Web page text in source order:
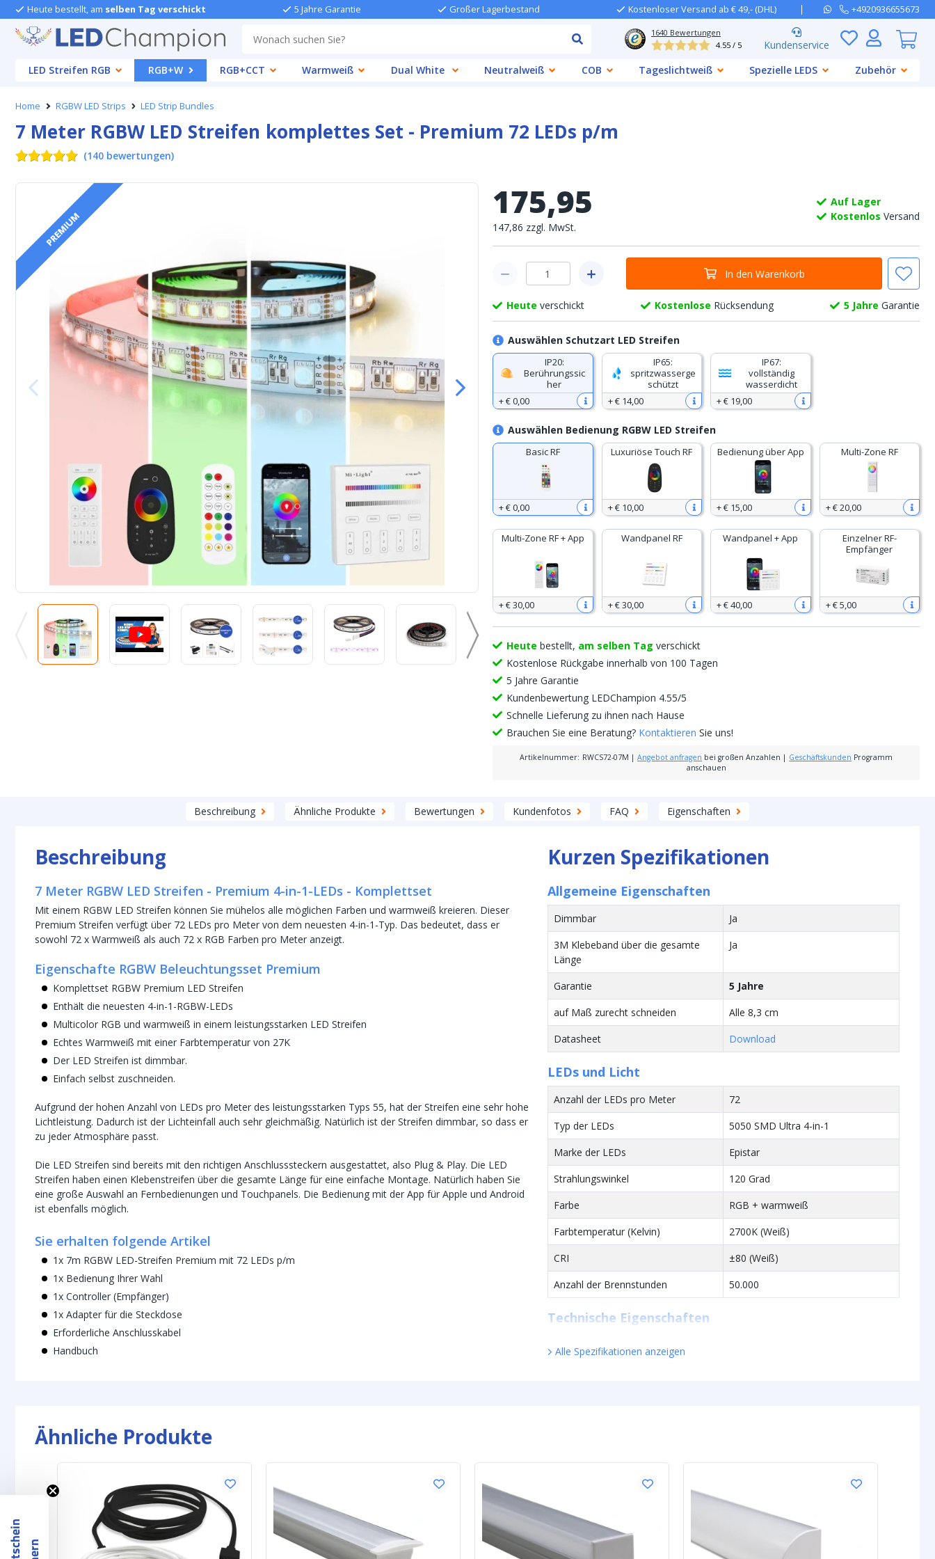
Heute bestellt, am selben Tag verschickt 5 Jahre Garantie Großer Lagerbestand Kostenloser Versand ab € 49,- (DHL) +4920936655673
1640 Bewertungen
4.55 / 5
Kundenservice
LED Streifen RGB
RGB+W RGB+CCT Warmweiß Dual White Neutralweiß COB Tageslichtweiß Spezielle LEDS Zubehör
Home RGBW LED Strips LED Strip Bundles
7 Meter RGBW LED Streifen komplettes Set - Premium 72 LEDs p/m
(140 bewertungen)
PREMIUM
175,95
147,86 zzgl. MwSt.
Auf Lager
Kostenlos Versand
In den Warenkorb
Heute verschickt Kostenlose Rücksendung 5 Jahre Garantie
Auswählen Schutzart LED Streifen
IP20:
Berührungssic
her
+€ 0,00
IP65:
spritzwasserge
schützt
+€ 14,00
IP67:
vollständig
wasserdicht
+€ 19,00
Auswählen Bedienung RGBW LED Streifen
Basic RF
+€ 0,00
Luxuriöse Touch RF
+€ 10,00
Bedienung über App
+€ 15,00
Multi-Zone RF
+€ 20,00
Multi-Zone RF + App
+€ 30,00
Wandpanel RF
+€ 30,00
Wandpanel + App
+€ 40,00
Einzelner RF-
Empfänger
+€ 5,00
Heute bestellt, am selben Tagverschickt
Kostenlose Rückgabe innerhalb von 100 Tagen
5 Jahre Garantie
Kundenbewertung LEDChampion 4.55/5
Schnelle Lieferung zu ihnen nach Hause
Brauchen Sie eine Beratung? Kontaktieren Sie uns!
Artikelnummer: RWCS72-07M |Angebot anfragen bei großen Anzahlen | Geschäftskunden Programm
anschauen
Beschreibung Ähnliche Produkte Bewertungen Kundenfotos FAQ Eigenschaften
Beschreibung
7 Meter RGBW LED Streifen - Premium 4-in-1-LEDs - Komplettset
Mit einem RGBW LED Streifen können Sie mühelos alle möglichen Farben und warmweiß kreieren. Dieser
Premium Streifen verfügt über 72 LEDs pro Meter von dem neuesten 4-in-1-Typ. Das bedeutet, dass er
sowohl 72 x Warmweiß als auch 72 x RGB Farben pro Meter anzeigt.
Eigenschafte RGBW Beleuchtungsset Premium
Komplettset RGBW Premium LED Streifen
Enthält die neuesten 4-in-1-RGBW-LEDs
Multicolor RGB und warmweiß in einem leistungsstarken LED Streifen
Echtes Warmweiß mit einer Farbtemperatur von 27K
Der LED Streifen ist dimmbar.
Einfach selbst zuschneiden.
Aufgrund der hohen Anzahl von LEDs pro Meter des leistungsstarken Typs 55, hat der Streifen eine sehr hohe
Lichtleistung. Dadurch ist der Lichteinfall auch sehr gleichmäßig. Natürlich ist der Streifen dimmbar, so dass er
zu jeder Atmosphäre passt.
Die LED Streifen sind bereits mit den richtigen Anschlusssteckern ausgestattet, also Plug & Play. Die LED
Streifen haben einen Klebenstreifen über die gesamte Länge für eine einfache Montage. Natürlich haben Sie
eine große Auswahl an Fernbedienungen und Touchpanels. Die Bedienung mit der App für Apple und Android
ist ebenfalls möglich.
Sie erhalten folgende Artikel
1x 7m RGBW LED-Streifen Premium mit 72 LEDs p/m
1x Bedienung Ihrer Wahl
1x Controller (Empfänger)
1x Adapter für die Steckdose
Erforderliche Anschlusskabel
Handbuch
Kurzen Spezifikationen
Allgemeine Eigenschaften
Dimmbar
Ja
3M Klebeband über die gesamte
Länge
Ja
Garantie
5 Jahre
auf Maß zurecht schneiden
Alle 8,3 cm
Datasheet
Download
LEDs und Licht
Anzahl der LEDs pro Meter
72
Typ der LEDs
5050 SMD Ultra 4-in-1
Marke der LEDs
Epistar
Strahlungswinkel
120 Grad
Farbe
RGB + warmweiß
Farbtemperatur (Kelvin)
2700K (Weiß)
CRI
±80 (Weiß)
Anzahl der Brennstunden
50.000
Technische Eigenschaften
Helligkeit (Lumen) p/m
Spannung (DC)
24V
LED Streifen Eigenschaften
Alle Spezifikationen anzeigen
Ähnliche Produkte